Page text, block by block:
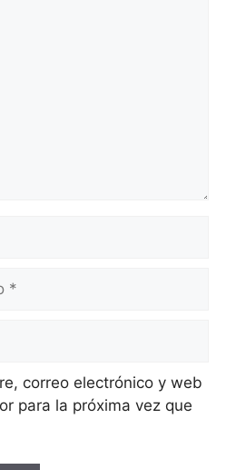
correo electrónico y web
para la próxima vez que